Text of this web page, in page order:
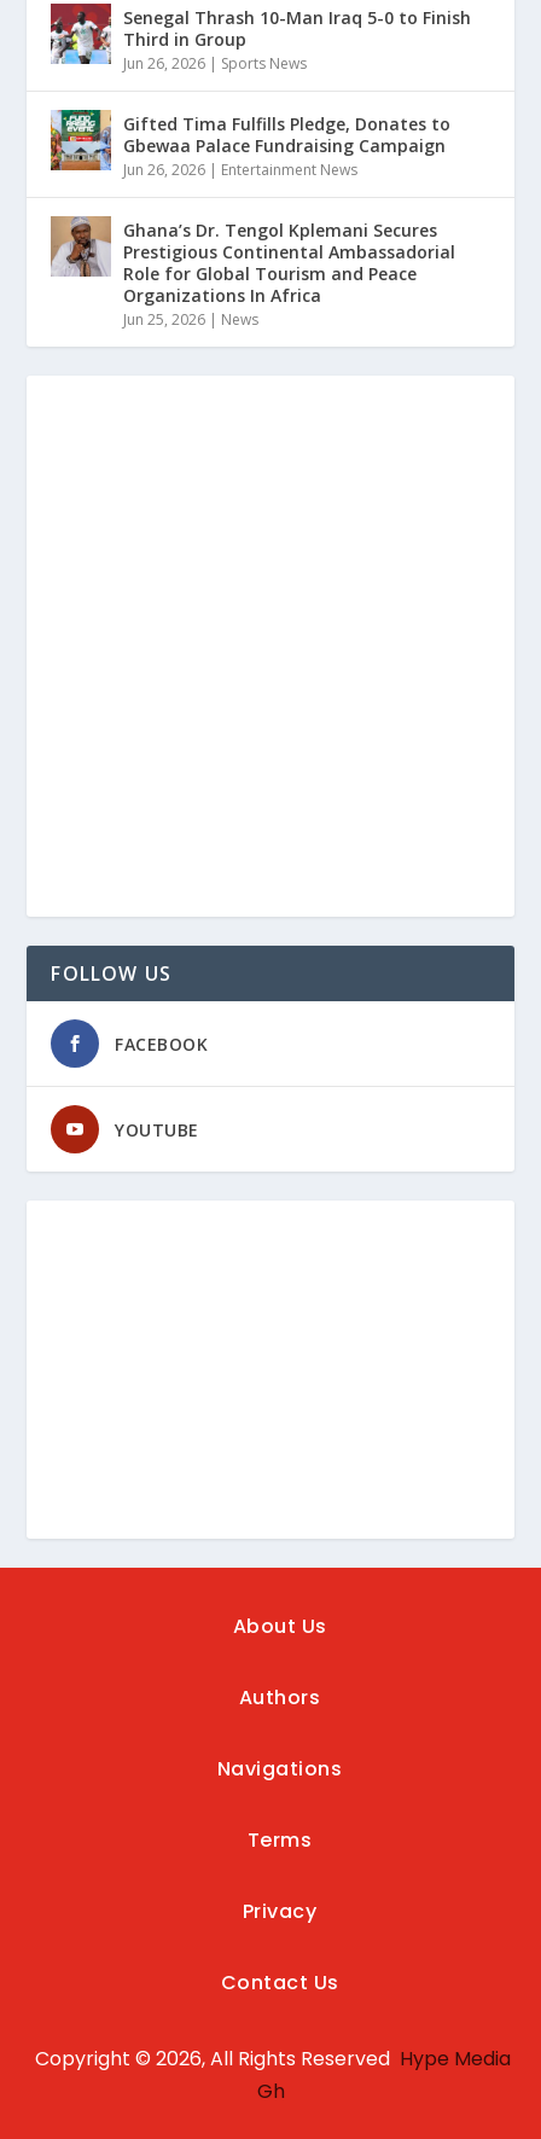
Senegal Thrash 10-Man Iraq 5-0 to Finish
Third in Group
Jun 26, 2026 | Sports News
Gifted Tima Fulfills Pledge, Donates to
Gbewaa Palace Fundraising Campaign
Jun 26, 2026 | Entertainment News
Ghana’s Dr. Tengol Kplemani Secures
Prestigious Continental Ambassadorial
Role for Global Tourism and Peace
Organizations In Africa
Jun 25, 2026 | News
FOLLOW US
FACEBOOK
YOUTUBE
About Us
Authors
Navigations
Terms
Privacy
Contact Us
Copyright © 2026, All Rights Reserved Hype Media
Gh